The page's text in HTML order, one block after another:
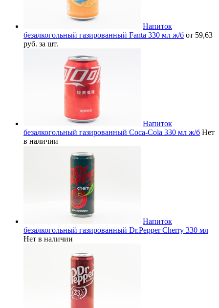
Напиток
безалкогольный газированный Fanta 330 мл ж/б от 59,63
руб. за шт.
Напиток
безалкогольный газированный Coca-Cola 330 мл ж/б Нет
в наличии
Напиток
безалкогольный газированный Dr.Pepper Cherry 330 мл
Нет в наличии